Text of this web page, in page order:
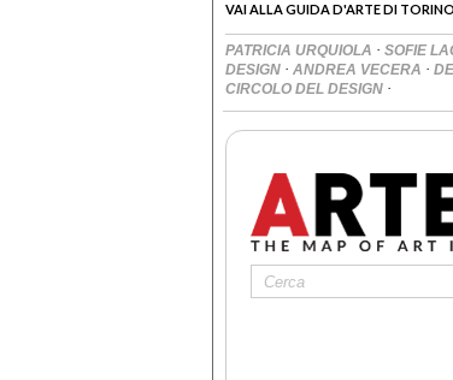
VAI ALLA GUIDA D'ARTE DI TORINO
PATRICIA URQUIOLA · SOFIE
DESIGN · ANDREA VECERA ·
CIRCOLO DEL DESIGN ·